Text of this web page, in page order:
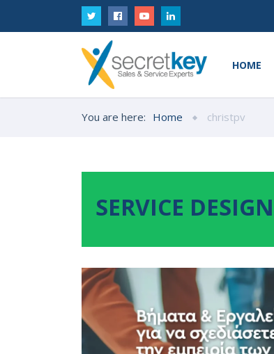
HOME
You are here: Home christpv
SERVICE